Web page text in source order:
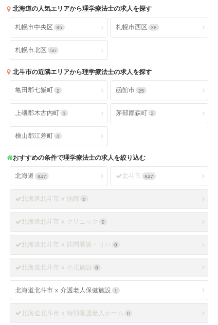
北海道の人気エリアから理学療法士の求人を探す
札幌市中央区 85 札幌市西区 38
札幌市北区 56
北斗市の近隣エリアから理学療法士の求人を探す
亀田郡七飯町 2 函館市 25
上磯郡木古内町 1 茅部郡森町 2
檜山郡江差町 4
おすすめの条件で理学療法士の求人を絞り込む
北海道 847 北斗市 847
北海道北斗市 x 病院 0
北海道北斗市 x クリニック 0
北海道北斗市 x 訪問看護・リハ 0
北海道北斗市 x 小児施設 0
北海道北斗市 x 介護老人保健施設 1
北海道北斗市 x 特別養護老人ホーム 0